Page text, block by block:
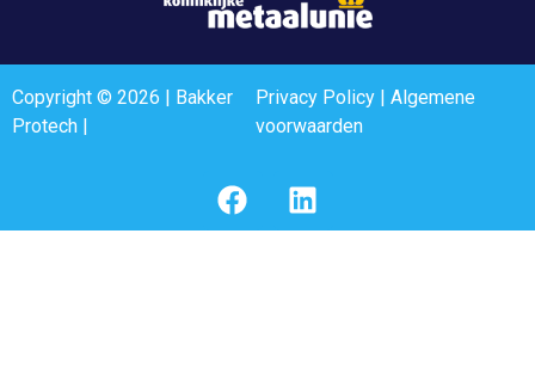
Copyright © 2026 | Bakker
Protech |
Privacy Policy| Algemene
voorwaarden